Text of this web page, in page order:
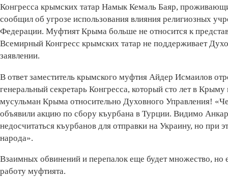
Конгресса крымских татар Намык Кемаль Баяр,
сообщил об угрозе использования влияния религиозных
Федерации. Муфтият Крыма больше не относится к
Всемирный Конгресс крымских татар не поддерживает
заявлении.
В ответ заместитель крымского муфтия Айдер Исмаилов
генеральный секретарь Конгресса, который сто лет в
мусульман Крыма относительно Духовного Управления!
объявили акцию по сбору къурбана в Турции. Видимо
недосчитаться къурбанов для отправки на Украину, но
народа».
Взаимных обвинений и перепалок еще будет множество,
работу муфтията.